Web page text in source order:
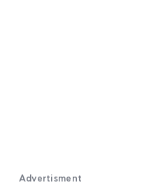
Advertisment